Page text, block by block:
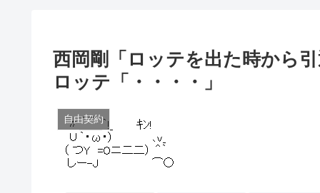
西岡剛「ロッテを出た時から
ロッテ「・・・・」
自由契約